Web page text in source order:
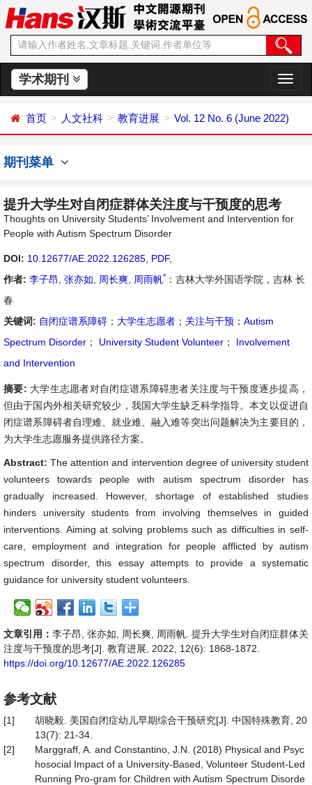
学术期刊
切
换
航
首页 人文社科 教育进展 Vol. 12 No. 6 (June 2022)
期刊菜单
提升大学生对自闭症群体关注度与干预度的思考
Thoughts on University Students’ Involvement and Intervention for
People with Autism Spectrum Disorder
DOI: 10.12677/AE.2022.126285 PDF,
作者: 李子昂 张亦如 周长爽 周雨帆* ：吉林大学外国语学院，吉林 长
春
关键词: 自闭症谱系障碍 ； 大学生志愿者 ； 关注与干预 ； Autism
Spectrum Disorder ； University Student Volunteer ；
Involvement
and Intervention
摘要: 大学生志愿者对自闭症谱系障碍患者关注度与干预度逐步提高，
但由于国内外相关研究较少，我国大学生缺乏科学指导。本文以促进自
闭症谱系障碍者自理难、就业难、融入难等突出问题解决为主要目的，
为大学生志愿服务提供路径方案。
Abstract:The attention and intervention degree of university student
volunteers towards people with autism spectrum disorder has
gradually increased. However, shortage of established studies
hinders university students from involving themselves in guided
interventions. Aiming at solving problems such as difficulties in self-
care, employment and integration for people afflicted by autism
spectrum disorder, this essay attempts to provide a systematic
guidance for university student volunteers.
文章引用： 李子昂, 张亦如, 周长爽, 周雨帆. 提升大学生对自闭症群体关
注度与干预度的思考[J]. 教育进展, 2022, 12(6): 1868-1872.
https://doi.org/10.12677/AE.2022.126285
参考文献
[1]
胡晓毅. 美国自闭症幼儿早期综合干预研究[J]. 中国特殊教育, 20
13(7): 21-34.
[2]
Marggraff, A. and Constantino, J.N. (2018) Physical and Psyc
hosocial Impact of a University-Based, Volunteer Student-Led
Running Pro-gram for Children with Autism Spectrum Disorde